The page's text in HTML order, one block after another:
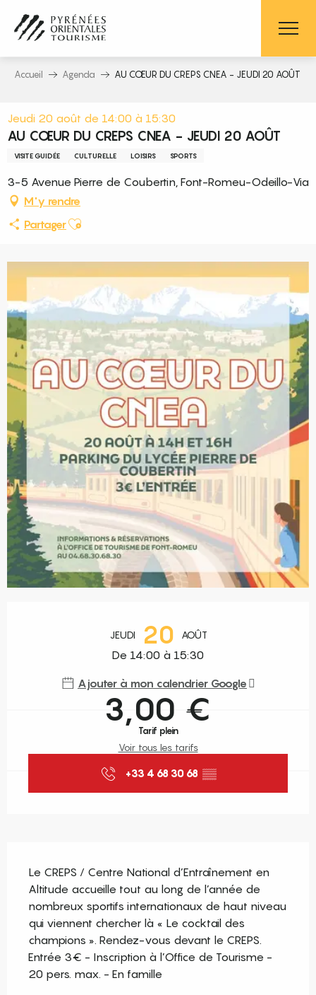
contenu
principal
Accueil Agenda AU CŒUR DU CREPS CNEA - JEUDI 20 AOÛT
Jeudi 20 août de 14:00 à 15:30
AU CŒUR DU CREPS CNEA - JEUDI 20 AOÛT
VISITE GUIDÉE CULTURELLE LOISIRS SPORTS
3-5 Avenue Pierre de Coubertin, Font-Romeu-Odeillo-Via
M'y rendre
PartagerAjouter aux favoris
JEUDI 20 AOÛT
De 14:00 à 15:30
Ajouter à mon calendrier Google
3,00 €
Tarif plein
Voir tous les tarifs
+33 4 68 30 68 ▒▒
Le CREPS / Centre National d’Entraînement en
Altitude accueille tout au long de l’année de
nombreux sportifs internationaux de haut niveau
qui viennent chercher là « Le cocktail des
champions ». Rendez-vous devant le CREPS.
Entrée 3€ - Inscription à l’Office de Tourisme -
20 pers. max. - En famille